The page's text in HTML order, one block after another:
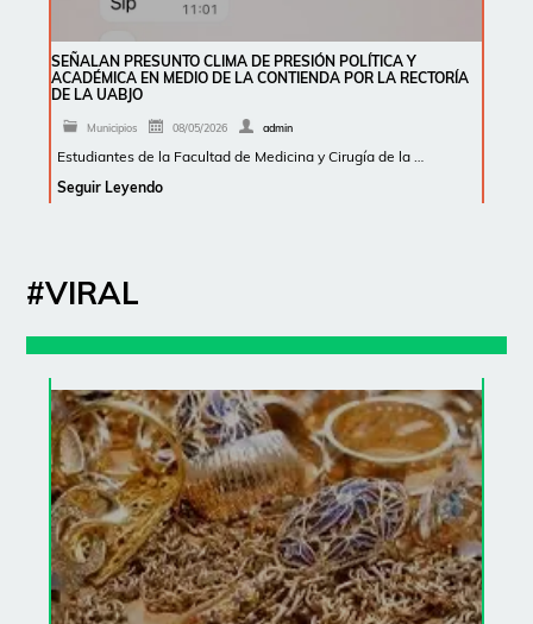
SEÑALAN PRESUNTO CLIMA DE PRESIÓN POLÍTICA Y
ACADÉMICA EN MEDIO DE LA CONTIENDA POR LA RECTORÍA
DE LA UABJO
Municipios 08/05/2026 admin
Estudiantes de la Facultad de Medicina y Cirugía de la …
Seguir Leyendo
#VIRAL